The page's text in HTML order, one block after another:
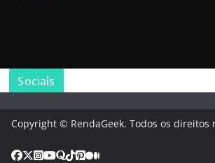
Socials
Copyright © RendaGeek. Todos os direitos